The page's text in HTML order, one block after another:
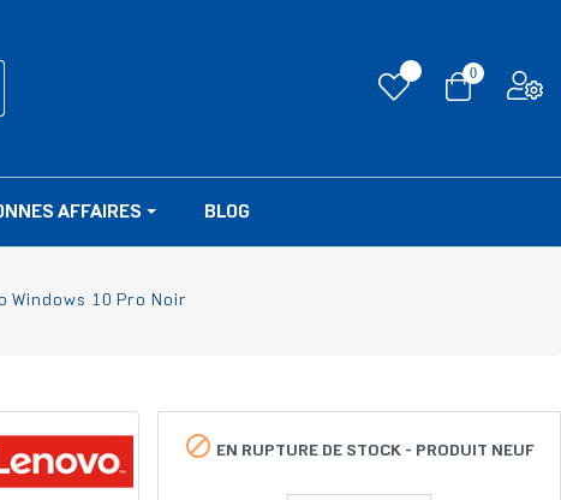
0
AFFAIRES BLOG
Windows 10 Pro Noir
 EN RUPTURE DE STOCK - PRODUIT NEUF